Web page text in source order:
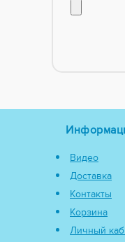
Видео
Доставка
Контакты
Корзина
Личный